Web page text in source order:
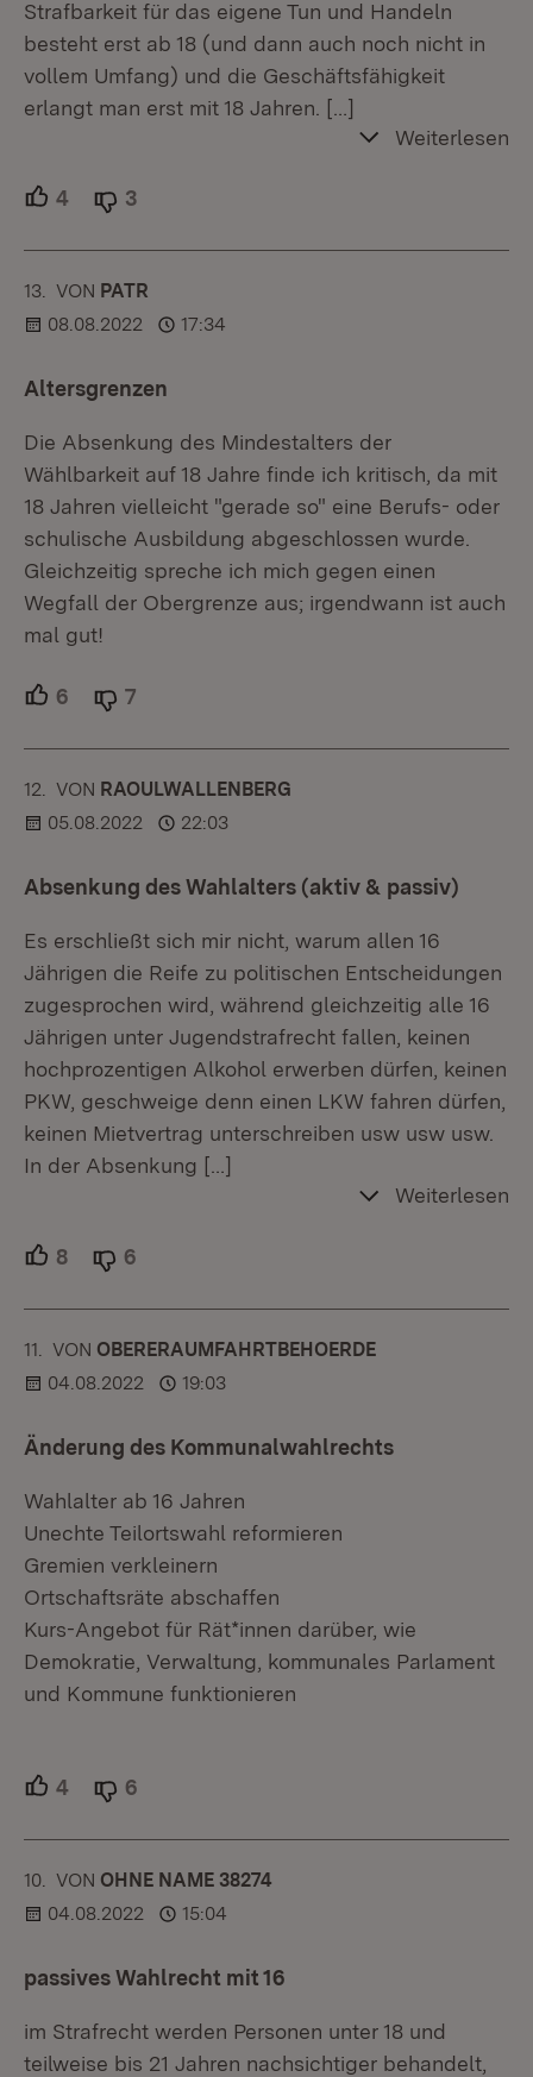
Strafbarkeit für das eigene Tun und Handeln
besteht erst ab 18 (und dann auch noch nicht in
vollem Umfang) und die Geschäftsfähigkeit
erlangt man erst mit 18 Jahren. […]
Weiterlesen
4 Unterstützer.
3
13. KOMMENTAR
VON :PATR
08.08.2022
17:34
Altersgrenzen
Die Absenkung des Mindestalters der
Wählbarkeit auf 18 Jahre finde ich kritisch, da mit
18 Jahren vielleicht "gerade so" eine Berufs- oder
schulische Ausbildung abgeschlossen wurde.
Gleichzeitig spreche ich mich gegen einen
Wegfall der Obergrenze aus; irgendwann ist auch
mal gut!
6 Unterstützer.
7
12. KOMMENTAR
VON :RAOULWALLENBERG
05.08.2022
22:03
Absenkung des Wahlalters (aktiv & passiv)
Es erschließt sich mir nicht, warum allen 16
Jährigen die Reife zu politischen Entscheidungen
zugesprochen wird, während gleichzeitig alle 16
Jährigen unter Jugendstrafrecht fallen, keinen
hochprozentigen Alkohol erwerben dürfen, keinen
PKW, geschweige denn einen LKW fahren dürfen,
keinen Mietvertrag unterschreiben usw usw usw.
In der Absenkung […]
Weiterlesen
8 Unterstützer.
6
11. KOMMENTAR
VON :OBERERAUMFAHRTBEHOERDE
04.08.2022
19:03
Änderung des Kommunalwahlrechts
Wahlalter ab 16 Jahren
Unechte Teilortswahl reformieren
Gremien verkleinern
Ortschaftsräte abschaffen
Kurs-Angebot für Rät*innen darüber, wie
Demokratie, Verwaltung, kommunales Parlament
und Kommune funktionieren
4 Unterstützer.
6
10. KOMMENTAR
VON :OHNE NAME 38274
04.08.2022
15:04
passives Wahlrecht mit 16
im Strafrecht werden Personen unter 18 und
teilweise bis 21 Jahren nachsichtiger behandelt,